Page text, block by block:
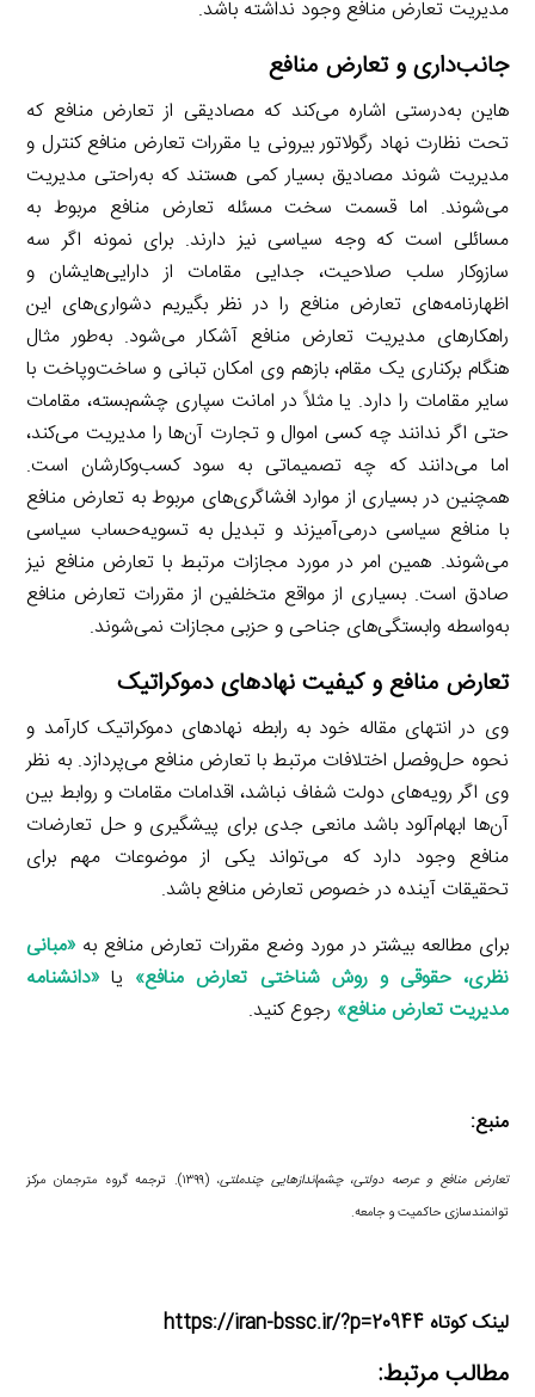
مدیریت تعارض منافع وجود نداشته باشد.
جانب‌داری و تعارض منافع
هاین به‌درستی اشاره می‌کند که مصادیقی از تعارض منافع که
تحت نظارت نهاد رگولاتور بیرونی یا مقررات تعارض منافع کنترل و
مدیریت شوند مصادیق بسیار کمی هستند که به‌راحتی مدیریت
می‌شوند. اما قسمت سخت مسئله تعارض منافع مربوط به
مسائلی است که وجه سیاسی نیز دارند. برای نمونه اگر سه
سازوکار سلب صلاحیت، جدایی مقامات از دارایی‌هایشان و
اظهارنامه‌های تعارض منافع را در نظر بگیریم دشواری‌های این
راهکارهای مدیریت تعارض منافع آشکار می‌شود. به‌طور مثال
هنگام برکناری یک مقام، بازهم وی امکان تبانی و ساخت‌وپاخت با
سایر مقامات را دارد. یا مثلاً در امانت سپاری چشم‌بسته، مقامات
حتی اگر ندانند چه کسی اموال و تجارت آن‌ها را مدیریت می‌کند،
اما می‌دانند که چه تصمیماتی به سود کسب‌وکارشان است.
همچنین در بسیاری از موارد افشاگری‌های مربوط به تعارض منافع
با منافع سیاسی درمی‌آمیزند و تبدیل به تسویه‌حساب سیاسی
می‌شوند. همین امر در مورد مجازات مرتبط با تعارض منافع نیز
صادق است. بسیاری از مواقع متخلفین از مقررات تعارض منافع
به‌واسطه وابستگی‌های جناحی و حزبی مجازات نمی‌شوند.
تعارض منافع و کیفیت نهادهای دموکراتیک
وی در انتهای مقاله خود به رابطه نهادهای دموکراتیک کارآمد و
نحوه حل‌وفصل اختلافات مرتبط با تعارض منافع می‌پردازد. به نظر
وی اگر رویه‌های دولت شفاف نباشد، اقدامات مقامات و روابط بین
آن‌ها ابهام‌آلود باشد مانعی جدی برای پیشگیری و حل تعارضات
منافع وجود دارد که می‌تواند یکی از موضوعات مهم برای
تحقیقات آینده در خصوص تعارض منافع باشد.
برای مطالعه بیشتر در مورد وضع مقررات تعارض منافع به «مبانی
نظری، حقوقی و روش شناختی تعارض منافع» یا «دانشنامه
مدیریت تعارض منافع» رجوع کنید.
منبع:
تعارض منافع و عرصه دولتی، چشم‌اندازهایی چندملتی
، (۱۳۹۹). ترجمه گروه مترجمان مرکز
توانمندسازی حاکمیت و جامعه.
لینک کوتاه https://iran-bssc.ir/?p=20944
مطالب مرتبط: